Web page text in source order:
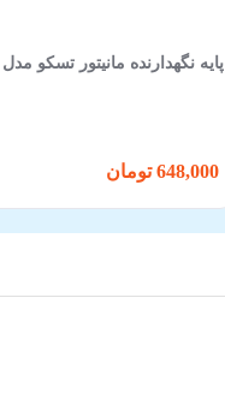
پایه نگهدارنده مانیتور تسکو مدل TMS 2004